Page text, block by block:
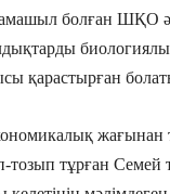
болған ШҚО
қарастырған
жағынан
тозып тұрған